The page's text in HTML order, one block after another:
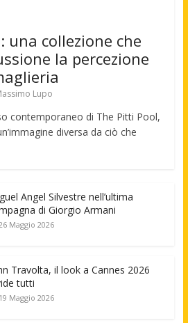
una collezione che
la percezione
Lupo
contemporaneo di The Pitti Pool,
diversa da ciò che
Angel Silvestre nell’ultima
di Giorgio Armani
Maggio 2026
Travolta, il look a Cannes 2026
tutti
19 Maggio 2026